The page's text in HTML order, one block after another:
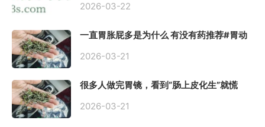
2026-03-22
一直胃胀屁多是为什么 有没有药推荐#胃动
2026-03-21
很多人做完胃镜，看到“肠上皮化生”就慌
到底严不严重？
2026-03-21